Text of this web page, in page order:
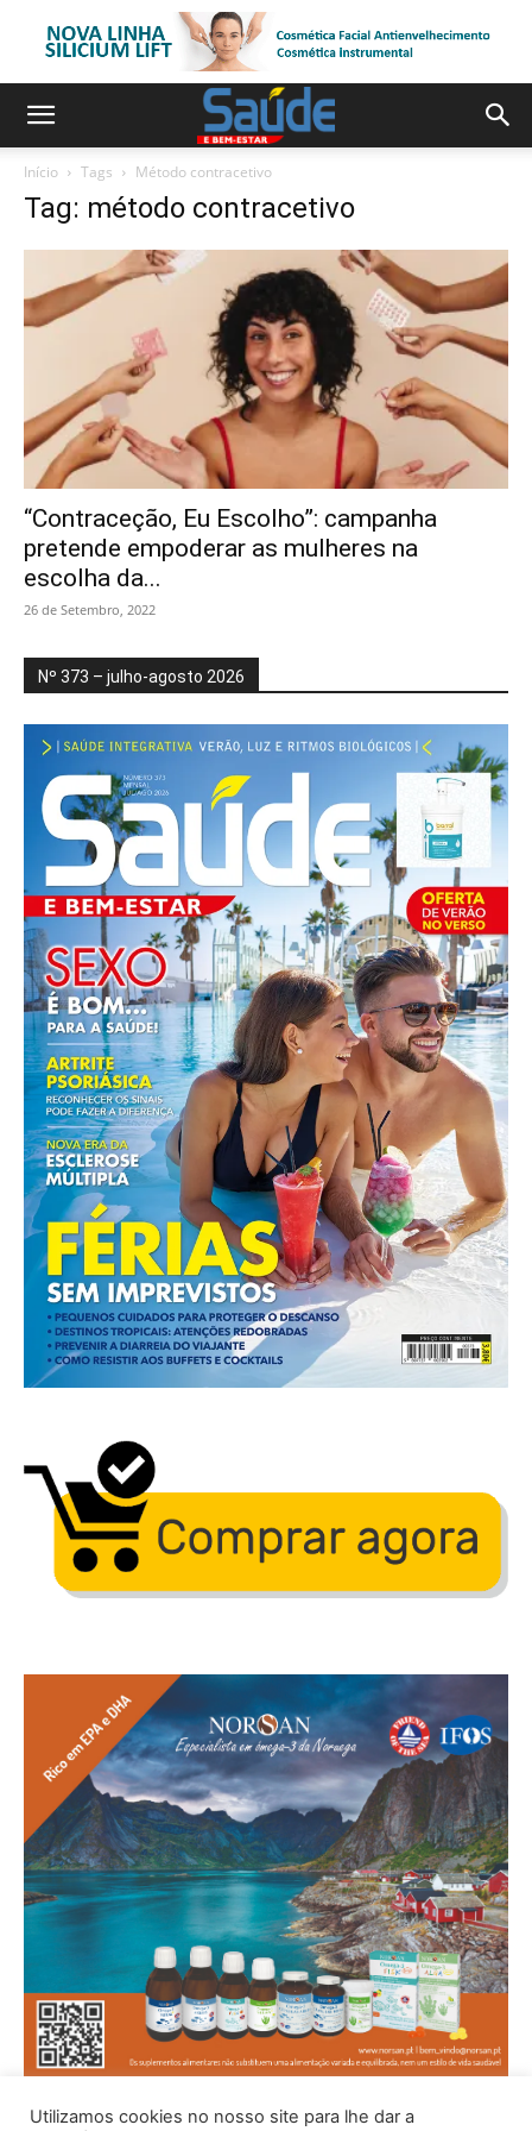
Início Tags Método contracetivo
Tag: método contracetivo
“Contraceção, Eu Escolho”: campanha
pretende empoderar as mulheres na
escolha da...
26 de Setembro, 2022
Nº 373 – julho-agosto 2026
Utilizamos cookies no nosso site para lhe dar a